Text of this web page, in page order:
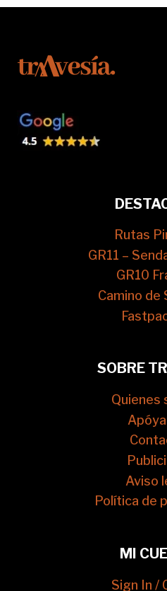
Rutas
GR11 –
GR10
Camino de
SOBRE
Quienes
Aviso
Política de
MI
Sign In /